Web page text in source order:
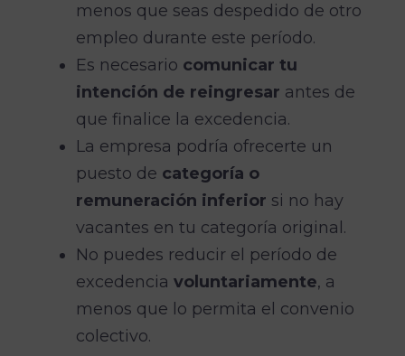
menos que seas despedido de otro
empleo durante este período.
Es necesario comunicar tu
intención de reingresar antes de
que finalice la excedencia.
La empresa podría ofrecerte un
puesto de categoría o
remuneración inferior si no hay
vacantes en tu categoría original.
No puedes reducir el período de
excedencia voluntariamente, a
menos que lo permita el convenio
colectivo.